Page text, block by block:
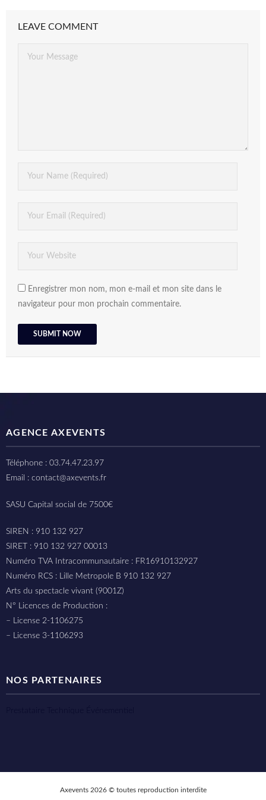
LEAVE COMMENT
Enregistrer mon nom, mon e-mail et mon site dans le
navigateur pour mon prochain commentaire.
AGENCE AXEVENTS
Téléphone : 03.74.47.23.97
Email : contact@axevents.fr
SASU Capital social de 7500€
SIREN : 910 132 927
SIRET : 910 132 927 00013
Numéro TVA Intracommunautaire : FR16910132927
Numéro RCS : Lille Metropole B 910 132 927
Arts du spectacle vivant (9001Z)
N° Licences de Production :
– License 2-1106275
– License 3-1106293
NOS PARTENAIRES
Axevents 2026 © toutes reproduction interdite